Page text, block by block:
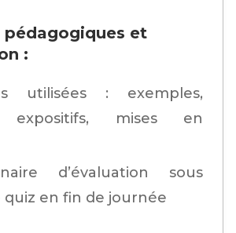
pédagogiques et
:
utilisées : exemples,
expositifs, mises en
d’évaluation sous
en fin de journée